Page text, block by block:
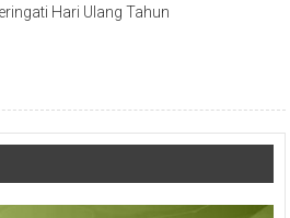
Hari Ulang Tahun